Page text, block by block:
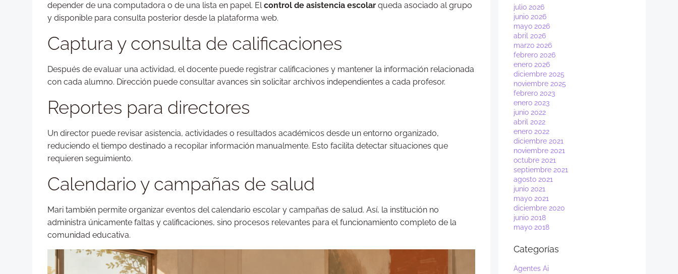
depender de una computadora o de una lista en papel. Elcontrol de asistencia escolar queda asociado al grupo
y disponible para consulta posterior desde la plataforma web.
Captura y consulta de calificaciones
Después de evaluar una actividad, el docente puede registrar calificaciones y mantener la información relacionada
con cada alumno. Dirección puede consultar avances sin solicitar archivos independientes a cada profesor.
Reportes para directores
Un director puede revisar asistencia, actividades o resultados académicos desde un entorno organizado,
reduciendo el tiempo destinado a recopilar información manualmente. Esto facilita detectar situaciones que
requieren seguimiento.
Calendario y campañas de salud
Mari también permite organizar eventos del calendario escolar y campañas de salud. Así, la institución no
administra únicamente faltas y calificaciones, sino procesos relevantes para el funcionamiento completo de la
comunidad educativa.
julio 2026
junio 2026
mayo 2026
abril 2026
marzo 2026
febrero 2026
enero 2026
diciembre 2025
noviembre 2025
febrero 2023
enero 2023
junio 2022
abril 2022
enero 2022
diciembre 2021
noviembre 2021
octubre 2021
septiembre 2021
agosto 2021
junio 2021
mayo 2021
diciembre 2020
junio 2018
mayo 2018
Categorías
Agentes Ai